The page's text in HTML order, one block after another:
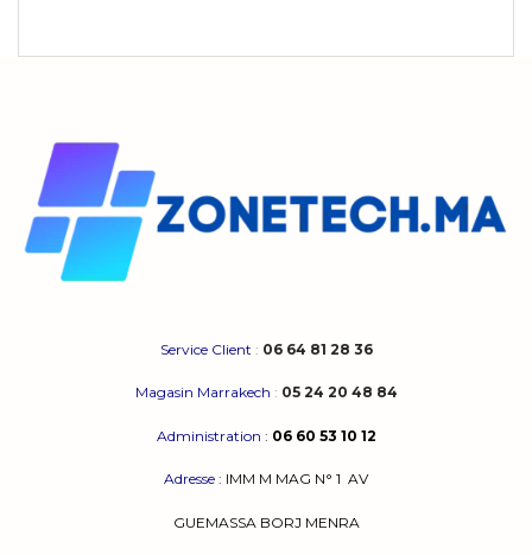
Service Client : 06 64 81 28 36
Magasin Marrakech : 05 24 20 48 84
Administration : 06 60 53 10 12
Adresse : IMM M MAG N° 1 AV
GUEMASSA BORJ MENRA